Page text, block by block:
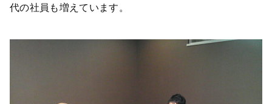
代の社員も増えています。